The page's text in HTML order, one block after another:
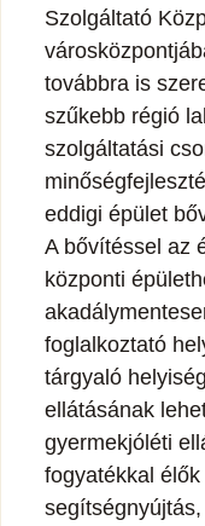
Szolgáltató
továbbra is
szűkebb régió
szolgáltatási
eddigi épület
A bővítéssel az
központi
foglalkoztató
tárgyaló
ellátásának
gyermekjóléti
fogyatékkal